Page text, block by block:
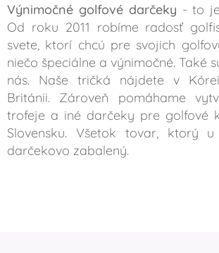
Výnimočné golfové darčeky - to
Od roku 2011 robíme radosť
svete, ktorí chcú pre svojich
niečo špeciálne a výnimočné. Také
nás. Naše tričká nájdete v
Británii. Zároveň pomáhame
trofeje a iné darčeky pre golfové
Slovensku. Všetok tovar, ktorý
darčekovo zabalený.